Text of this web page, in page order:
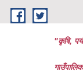
Skip to main content
"कृषि,